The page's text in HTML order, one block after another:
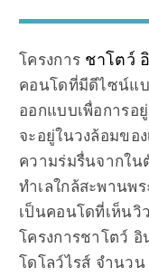
โครงการ ชาโตว์
คอนโดที่มีดีไซน์แบ
ออกแบบเพื่อการอ
จะอยู่ในวงล้อมขอ
ความร่มรื่นจากใน
ทำเลใกล้สะพานพ
เป็นคอนโดที่เห็นวิ
โครงการชาโตว์
โดโลว์ไรส์ จำนว